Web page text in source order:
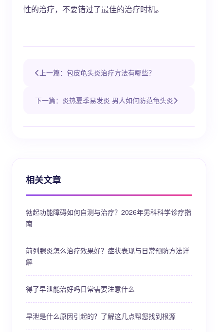
性的治疗，不要错过了最佳的治疗时机。
上一篇：包皮龟头炎治疗方法有哪些？
下一篇：炎热夏季易发炎 男人如何防范龟头炎
相关文章
勃起功能障碍如何自测与治疗？2026年男科科学诊疗指
南
前列腺炎怎么治疗效果好？症状表现与日常预防方法详
解
得了早泄能治好吗日常需要注意什么
早泄是什么原因引起的？了解这几点帮您找到根源